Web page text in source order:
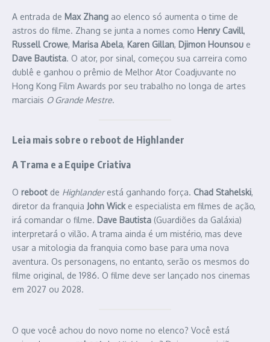
A entrada de Max Zhang ao elenco só aumenta o time de
astros do filme. Zhang se junta a nomes como Henry Cavill,
Russell Crowe, Marisa Abela, Karen Gillan, Djimon Hounsou e
Dave Bautista. O ator, por sinal, começou sua carreira como
dublê e ganhou o prêmio de Melhor Ator Coadjuvante no
Hong Kong Film Awards por seu trabalho no longa de artes
marciais O Grande Mestre.
Leia mais sobre o reboot de Highlander
A Trama e a Equipe Criativa
O reboot de Highlanderestá ganhando força. Chad Stahelski,
diretor da franquia John Wicke especialista em filmes de ação,
irá comandar o filme. Dave Bautista (Guardiões da Galáxia)
interpretará o vilão. A trama ainda é um mistério, mas deve
usar a mitologia da franquia como base para uma nova
aventura. Os personagens, no entanto, serão os mesmos do
filme original, de 1986. O filme deve ser lançado nos cinemas
em 2027 ou 2028.
O que você achou do novo nome no elenco? Você está